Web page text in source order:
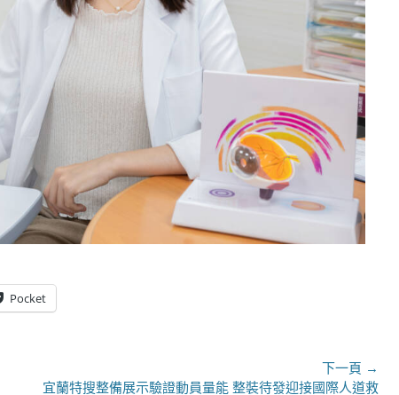
Pocket
下一頁 →
下宜蘭特搜整備展示驗證動員量能 整裝待發迎接國際人道救